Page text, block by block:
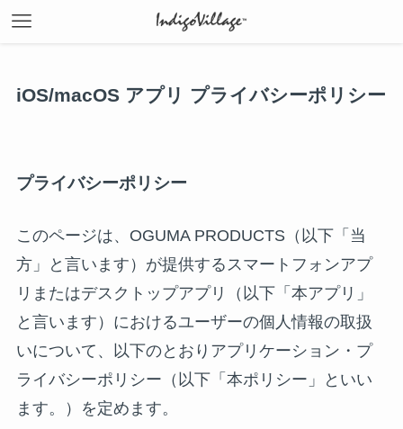
iOS/macOS アプリ プライバシーポリシー
プライバシーポリシー
このページは、OGUMA PRODUCTS（以下「当
方」と言います）が提供するスマートフォンアプ
リまたはデスクトップアプリ（以下「本アプリ」
と言います）におけるユーザーの個人情報の取扱
いについて、以下のとおりアプリケーション・プ
ライバシーポリシー（以下「本ポリシー」といい
ます。）を定めます。